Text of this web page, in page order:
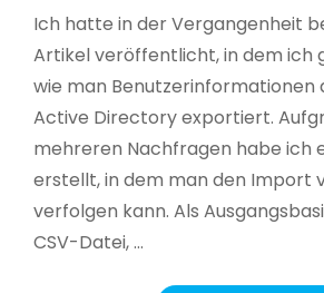
Ich hatte in der Vergangenheit
Artikel veröffentlicht, in dem ich
wie man Benutzerinformationen
Active Directory exportiert.
mehreren Nachfragen habe ich
erstellt, in dem man den Import
verfolgen kann. Als
CSV-Datei, …